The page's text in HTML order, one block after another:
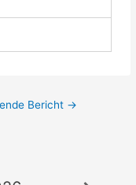
Bericht →